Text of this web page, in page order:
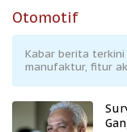
Otomotif
Kabar berita
manufaktur, fitur